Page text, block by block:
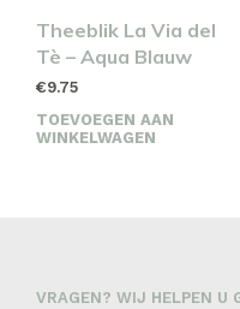
Theeblik La Via del
Tè – Aqua Blauw
€9.75
TOEVOEGEN AAN
WINKELWAGEN
VRAGEN? WIJ HELPEN U